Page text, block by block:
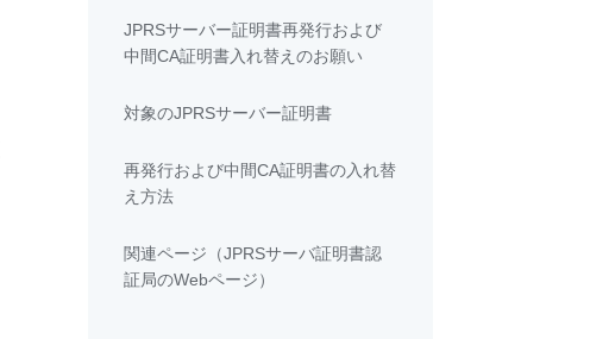
JPRSサーバー証明書再発行および
中間CA証明書入れ替えのお願い
対象のJPRSサーバー証明書
再発行および中間CA証明書の入れ替
え方法
関連ページ（JPRSサーバ証明書認
証局のWebページ）